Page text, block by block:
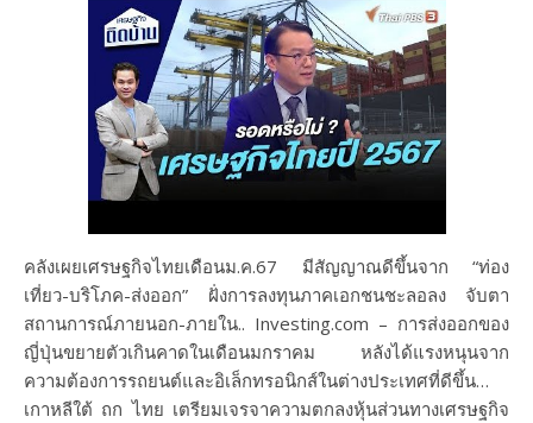
คลังเผยเศรษฐกิจไทยเดือนม.ค.67 มีสัญญาณดีขึ้นจาก “ท่อง
เที่ยว-บริโภค-ส่งออก” ฝั่งการลงทุนภาคเอกชนชะลอลง จับตา
สถานการณ์ภายนอก-ภายใน.. Investing.com – การส่งออกของ
ญี่ปุ่นขยายตัวเกินคาดในเดือนมกราคม หลังได้แรงหนุนจาก
ความต้องการรถยนต์และอิเล็กทรอนิกส์ในต่างประเทศที่ดีขึ้น…
เกาหลีใต้ ถก ไทย เตรียมเจรจาความตกลงหุ้นส่วนทางเศรษฐกิจ